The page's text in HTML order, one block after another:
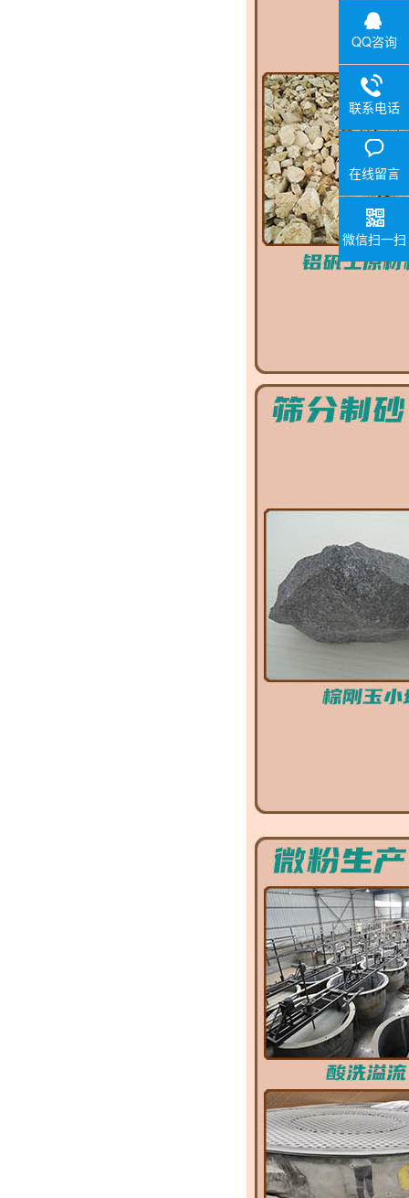
QQ咨询
联系电话
在线留言
微信扫一扫